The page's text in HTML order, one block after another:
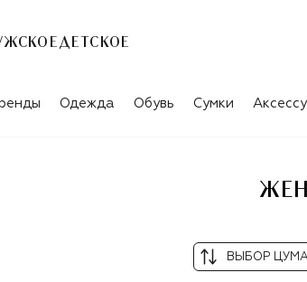
ДЕТСКОЕ
СПОРТИВНЫЕ ШОРТЫ
Одежда Обувь Сумки
ВЫБОР